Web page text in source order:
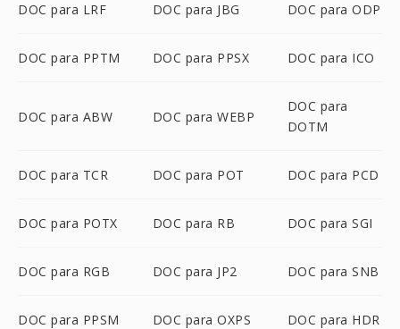
DOC para LRF DOC para JBG DOC para ODP
DOC para PPTM DOC para PPSX DOC para ICO
DOC para ABW DOC para WEBP
DOC para
DOTM
DOC para TCR DOC para POT DOC para PCD
DOC para POTX DOC para RB DOC para SGI
DOC para RGB DOC para JP2 DOC para SNB
DOC para PPSM DOC para OXPS DOC para HDR